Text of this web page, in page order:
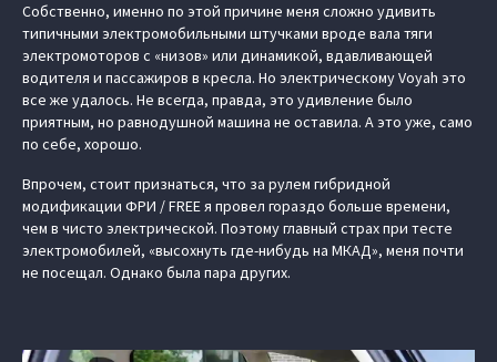
Собственно, именно по этой причине меня сложно удивить
типичными электромобильными штучками вроде вала тяги
электромоторов с «низов» или динамикой, вдавливающей
водителя и пассажиров в кресла. Но электрическому Voyah это
все же удалось. Не всегда, правда, это удивление было
приятным, но равнодушной машина не оставила. А это уже, само
по себе, хорошо.
Впрочем, стоит признаться, что за рулем гибридной
модификации ФРИ / FREE я провел гораздо больше времени,
чем в чисто электрической. Поэтому главный страх при тесте
электромобилей, «высохнуть где-нибудь на МКАД», меня почти
не посещал. Однако была пара других.